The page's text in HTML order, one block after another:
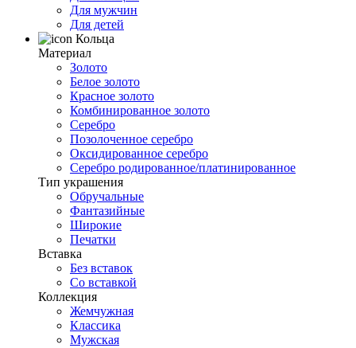
Для мужчин
Для детей
Кольца
Материал
Золото
Белое золото
Красное золото
Комбинированное золото
Серебро
Позолоченное серебро
Оксидированное серебро
Серебро родированное/платинированное
Тип украшения
Обручальные
Фантазийные
Широкие
Печатки
Вставка
Без вставок
Со вставкой
Коллекция
Жемчужная
Классика
Мужская